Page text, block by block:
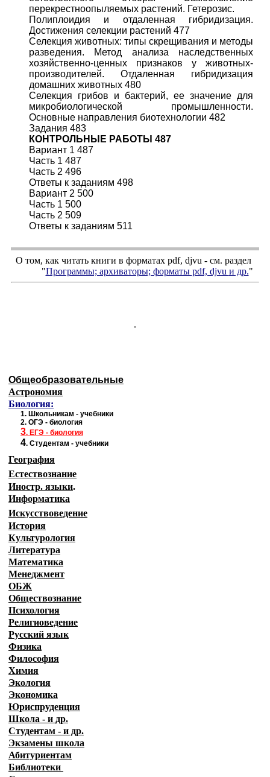
перекрестноопыляемых растений. Гетерозис.
Полиплоидия и отдаленная гибридизация.
Достижения селекции растений 477
Селекция животных: типы скрещивания и методы
разведения. Метод анализа наследственных
хозяйственно-ценных признаков у животных-
производителей. Отдаленная гибридизация
домашних животных 480
Селекция грибов и бактерий, ее значение для
микробиологической промышленности.
Основные направления биотехнологии 482
Задания 483
КОНТРОЛЬНЫЕ РАБОТЫ 487
Вариант 1 487
Часть 1 487
Часть 2 496
Ответы к заданиям 498
Вариант 2 500
Часть 1 500
Часть 2 509
Ответы к заданиям 511
О том, как читать книги в форматах pdf, djvu - см. раздел
"Программы; архиваторы; форматы pdf, djvu и др."
.
Общеобразовательные
Астрономия
Биология:
1. Школьникам - учебники
2. ОГЭ - биология
3. ЕГЭ - биология
4. Студентам - учебники
География
Естествознание
Иностр. языки.
Информатика
Искусствоведение
История
Культурология
Литература
Математика
Менеджмент
ОБЖ
Обществознание
Психология
Религиоведение
Русский язык
Физика
Философия
Химия
Экология
Экономика
Юриспруденция
Школа - и др.
Студентам - и др.
Экзамены школа
Абитуриентам
Библиотеки